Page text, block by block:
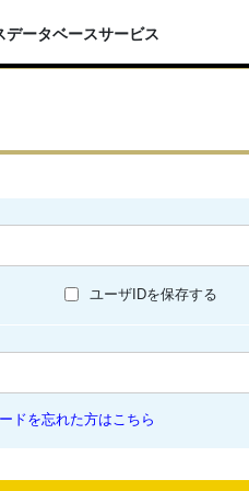
ータベースサービス
ユーザIDを保存する
ドを忘れた方はこちら